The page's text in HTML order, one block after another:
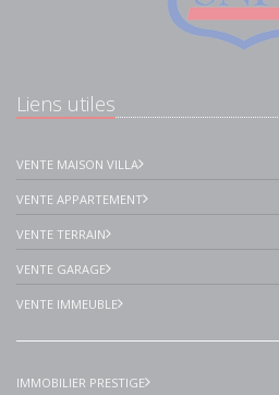
Liens utiles
VENTE MAISON VILLA
VENTE APPARTEMENT
VENTE TERRAIN
VENTE GARAGE
VENTE IMMEUBLE
IMMOBILIER PRESTIGE